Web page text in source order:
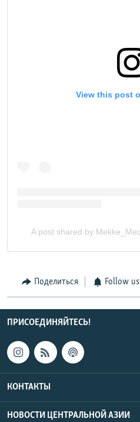
Поделиться Follow us
ПРИСОЕДИНЯЙТЕСЬ!
КОНТАКТЫ
НОВОСТИ ЦЕНТРАЛЬНОЙ АЗИИ